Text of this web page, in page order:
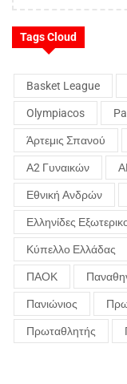
Tags Cloud
Basket League
Olympiacos
Άρτεμις Σπανού
Α2 Γυναικών
Εθνική Ανδρών
Ελληνίδες
Κύπελλο Ελλάδας
ΠΑΟΚ
Πανιώνιος
Πρωταθλητής